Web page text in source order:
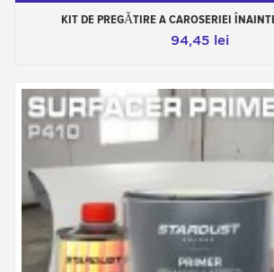
KIT DE PREGĂTIRE A CAROSERIEI
94,45 lei